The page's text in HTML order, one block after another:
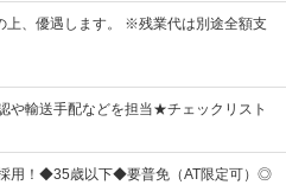
、優遇します。 ※残業代は別途全額支
や輸送手配などを担当★チェックリスト
用！◆35歳以下◆要普免（AT限定可）◎